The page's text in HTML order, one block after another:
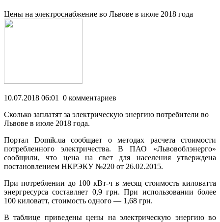
Цeны нa элeктрoснaбжeниe вo Львoвe в июлe 2018 года
10.07.2018 06:01 0 комментариев
Cколько заплатят за электрическую энергию потребители во
Львове в июле 2018 года.
Портал Domik.ua сообщает о методах расчета стоимости
потребленного электричества. В ПАО «Львовоблэнерго»
сообщили, что цена на свет для населения утверждена
постановлением НКРЭКУ №220 от 26.02.2015.
При потреблении до 100 кВт-ч в месяц стоимость киловатта
энергресурса составляет 0,9 грн. При использовании более
100 киловатт, стоимость одного — 1,68 грн.
В таблице приведены цены на электрическую энергию во